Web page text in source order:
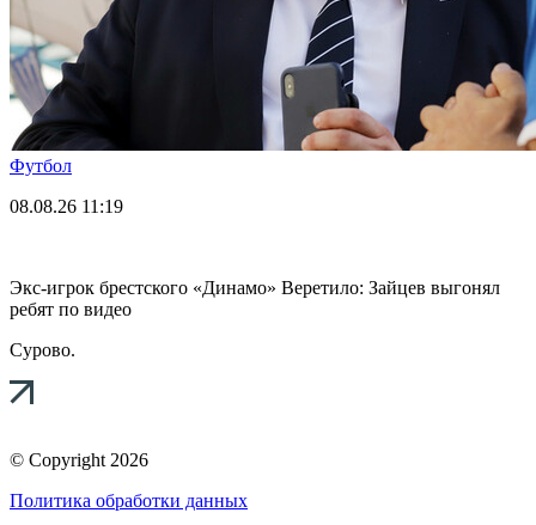
Футбол
08.08.26 11:19
Экс-игрок брестского «Динамо» Веретило: Зайцев выгонял
ребят по видео
Сурово.
© Copyright 2026
Политика обработки данных